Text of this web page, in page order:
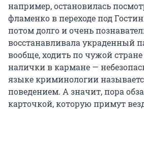
например, остановилась
фламенко в переходе под
потом долго и очень
восстанавливала украденный
вообще, ходить по чужой
налички в кармане —
языке криминологии
поведением. А значит, пора
карточкой, которую примут